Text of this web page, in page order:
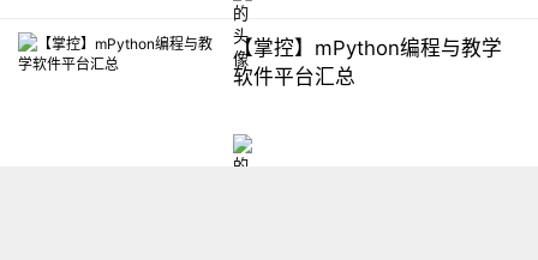
【掌控】mPython编程与教学
软件平台汇总